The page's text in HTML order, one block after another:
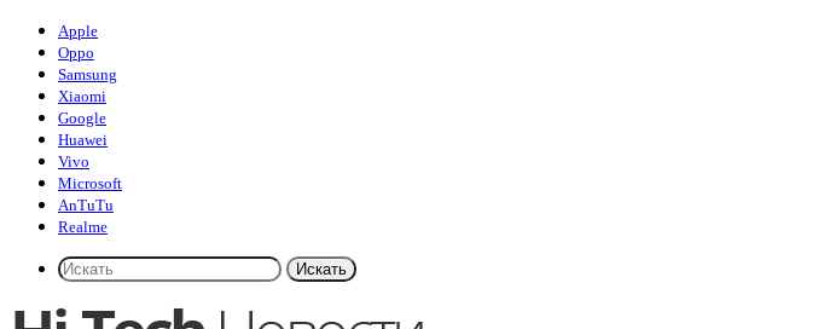
Apple
Oppo
Samsung
Xiaomi
Google
Huawei
Vivo
Microsoft
AnTuTu
Realme
Искать